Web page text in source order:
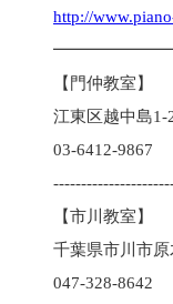
http://
【門仲教室】
江東区越中島1-
03-6412-9867
【市川教室】
千葉県市川市原
047-328-8642